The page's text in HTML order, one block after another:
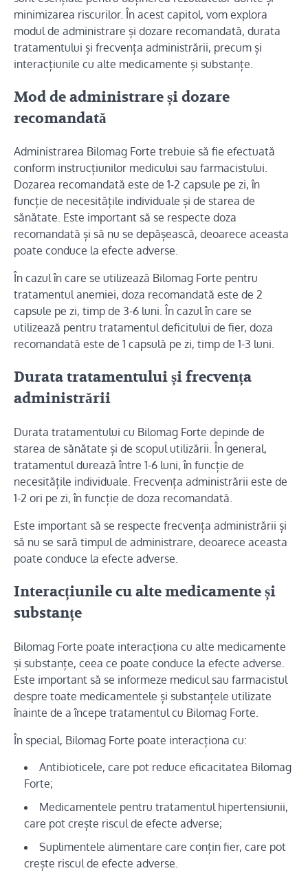
minimizarea riscurilor. În acest capitol, vom explora
modul de administrare și dozare recomandată, durata
tratamentului și frecvența administrării, precum și
interacțiunile cu alte medicamente și substanțe.
Mod de administrare și dozare
recomandată
Administrarea Bilomag Forte trebuie să fie efectuată
conform instrucțiunilor medicului sau farmacistului.
Dozarea recomandată este de 1-2 capsule pe zi, în
funcție de necesitățile individuale și de starea de
sănătate. Este important să se respecte doza
recomandată și să nu se depășească, deoarece aceasta
poate conduce la efecte adverse.
În cazul în care se utilizează Bilomag Forte pentru
tratamentul anemiei, doza recomandată este de 2
capsule pe zi, timp de 3-6 luni. În cazul în care se
utilizează pentru tratamentul deficitului de fier, doza
recomandată este de 1 capsulă pe zi, timp de 1-3 luni.
Durata tratamentului și frecvența
administrării
Durata tratamentului cu Bilomag Forte depinde de
starea de sănătate și de scopul utilizării. În general,
tratamentul durează între 1-6 luni, în funcție de
necesitățile individuale. Frecvența administrării este de
1-2 ori pe zi, în funcție de doza recomandată.
Este important să se respecte frecvența administrării și
să nu se sară timpul de administrare, deoarece aceasta
poate conduce la efecte adverse.
Interacțiunile cu alte medicamente și
substanțe
Bilomag Forte poate interacționa cu alte medicamente
și substanțe, ceea ce poate conduce la efecte adverse.
Este important să se informeze medicul sau farmacistul
despre toate medicamentele și substanțele utilizate
înainte de a începe tratamentul cu Bilomag Forte.
În special, Bilomag Forte poate interacționa cu:
Antibioticele, care pot reduce eficacitatea Bilomag
Forte;
Medicamentele pentru tratamentul hipertensiunii,
care pot crește riscul de efecte adverse;
Suplimentele alimentare care conțin fier, care pot
crește riscul de efecte adverse.